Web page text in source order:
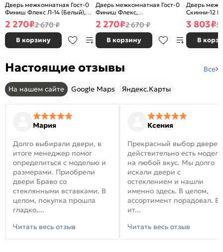
Дверь межкомнатная Гост-0
Финиш Флекс Л-14 (Белый),
глухая, каркасно-щитовая
2 270₽2 670 ₽
В корзину
Дверь межкомнатная Гост-0
Финиш Флекс,
Ламинированные Л-11
(ИталОрех), глухая, каркасно-
щитовая
2 270₽2 670 ₽
В корзину
Дверь
Скинни-12
глухая,
3 803₽5
В
Настоящие отзывы Все
На нашем сайте Google Maps Яндекс.Карты
Мария
Долго выбирали двери, в
итоге менеджер помог
определиться с моделью и
размерами. Приобрели
двери Браво со
стеклянными вставками. В
целом, покупка прошла
гладко,...
Читать весь отзыв
Ксения
Прекрасный выбор
действительно есть модели
на любой вкус. Мы долго
искали двери с
остеклением и нашли
именно здесь. В целом,
ассортимент порадовал. В
ит...
Читать весь отзыв